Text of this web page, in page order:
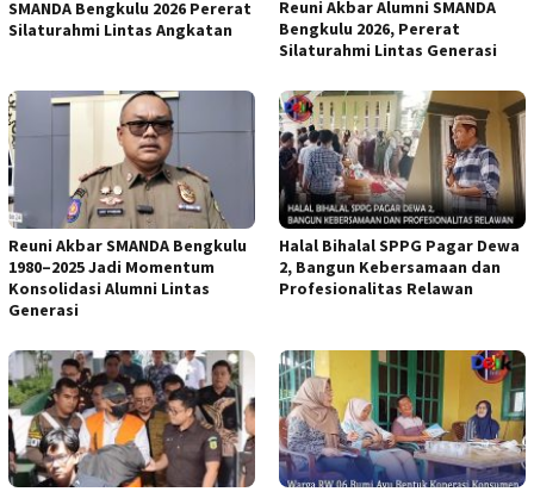
SMANDA Bengkulu 2026 Pererat
Silaturahmi Lintas Angkatan
Reuni Akbar Alumni SMANDA
Bengkulu 2026, Pererat
Silaturahmi Lintas Generasi
Reuni Akbar SMANDA Bengkulu
1980–2025 Jadi Momentum
Konsolidasi Alumni Lintas
Generasi
Halal Bihalal SPPG Pagar Dewa
2, Bangun Kebersamaan dan
Profesionalitas Relawan